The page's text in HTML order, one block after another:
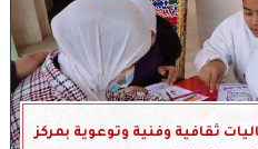
ثقافية وفنية وتوعوية بمركز